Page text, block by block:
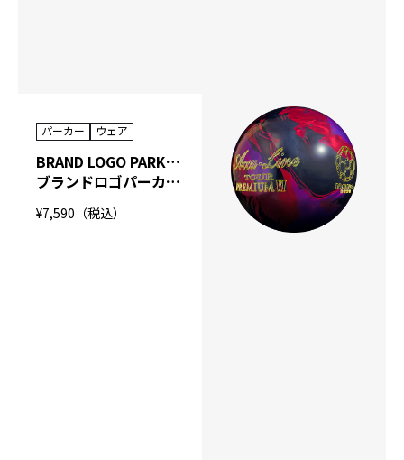
パーカー ウェア
BRAND LOGO PARKA BPK （NANODESU）
ブランドロゴパーカー（ナノデス）
¥7,590（税込）